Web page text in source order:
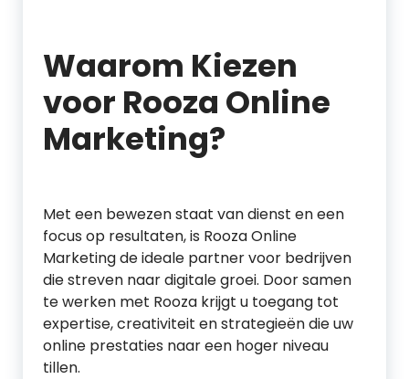
Waarom Kiezen
voor Rooza Online
Marketing?
Met een bewezen staat van dienst en een
focus op resultaten, is Rooza Online
Marketing de ideale partner voor bedrijven
die streven naar digitale groei. Door samen
te werken met Rooza krijgt u toegang tot
expertise, creativiteit en strategieën die uw
online prestaties naar een hoger niveau
tillen.